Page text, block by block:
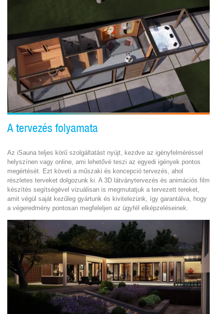
A tervezés folyamata
Az iSauna teljes körű szolgáltatást nyújt, kezdve az igényfelméréssel
helyszínen vagy online, ami lehetővé teszi az egyedi igények pontos
megértését. Ezt követi a műszaki és koncepció tervezés, ahol
részletes terveket dolgozunk ki. A 3D látványtervezés és animációs film
készítés segítségével vizuálisan is megmutatjuk a tervezett tereket,
amit végül saját kezűleg gyártunk és kivitelezünk, így garantálva, hogy
a végeredmény pontosan megfeleljen az ügyfél elképzeléseinek.